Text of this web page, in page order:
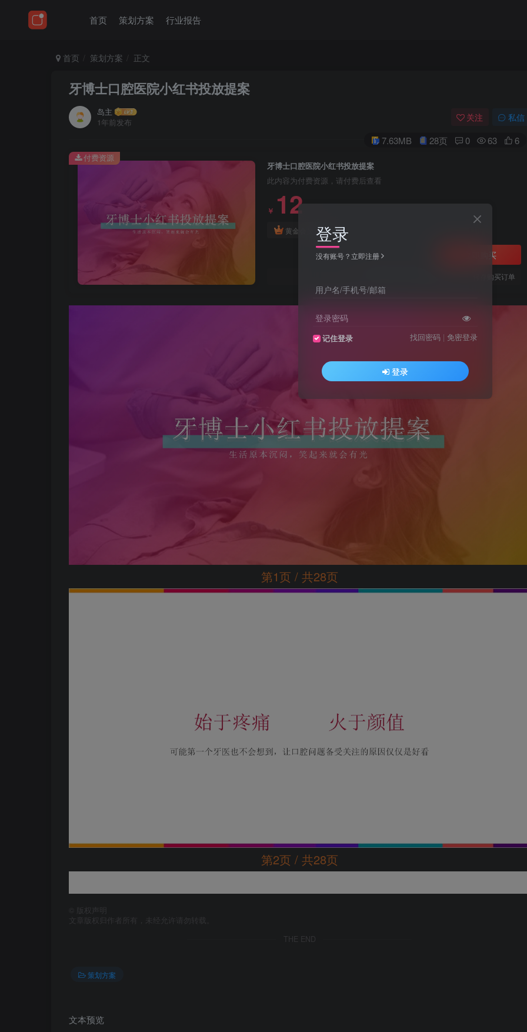
首页 策划方案 行业报告
首页 策划方案 正文
牙博士口腔医院小红书投放提案
岛主
1年前发布
关注 私信
7.63MB 28页 0 63 6
牙博士口腔医院小红书投放提案
此内容为付费资源，请付费后查看
￥ 12
黄金会员 免费
立即购买
您当前未登录！建议登陆后购买，可保存购买订单
付费资源
第1页 / 共28页
第2页 / 共28页
版权声明
文章版权归作者所有，未经允许请勿转载。
THE END
策划方案
文本预览
登录
没有账号？立即注册
用户名/手机号/邮箱
登录密码
记住登录 找回密码 | 免密登录
登录